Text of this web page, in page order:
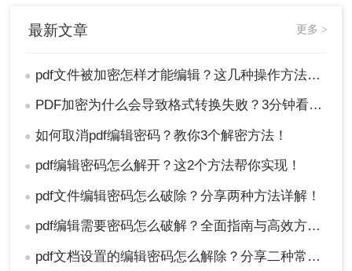
最新文章 更多 >
● pdf文件被加密怎样才能编辑？这几种操作方法十分简单!！
● PDF加密为什么会导致格式转换失败？3分钟看懂原因与解决方案！
● 如何取消pdf编辑密码？教你3个解密方法！
● pdf编辑密码怎么解开？这2个方法帮你实现！
● pdf文件编辑密码怎么破除？分享两种方法详解！
● pdf编辑需要密码怎么破解？全面指南与高效方法详解！
● pdf文档设置的编辑密码怎么解除？分享二种常用解除方式！